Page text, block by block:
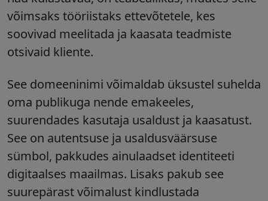
võimsaks tööriistaks ettevõtetele, kes
soovivad meelitada ja kaasata teadmiste
otsivaid kliente.
See domeeninimi võimaldab üksustel suhelda
oma publikuga nende emakeeles,
suurendades kasutaja usaldust ja kaasatust.
See on autentsuse ja usaldusväärsuse
sümbol, pakkudes ainulaadset identiteeti
digitaalses maailmas. Lisaks pakub see
suurepärast võimalust kindlustada